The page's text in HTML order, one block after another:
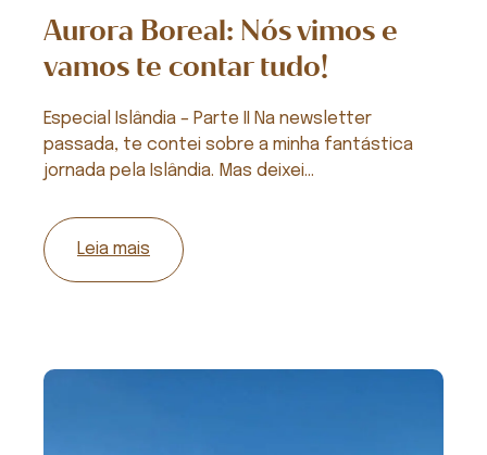
Aurora Boreal: Nós vimos e
vamos te contar tudo!
Especial Islândia – Parte II Na newsletter
passada, te contei sobre a minha fantástica
jornada pela Islândia. Mas deixei...
Leia mais